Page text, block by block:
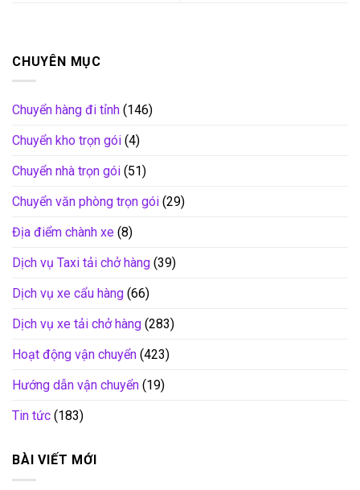
CHUYÊN MỤC
Chuyển hàng đi tỉnh (146)
Chuyển kho trọn gói (4)
Chuyển nhà trọn gói (51)
Chuyển văn phòng trọn gói (29)
Địa điểm chành xe (8)
Dịch vụ Taxi tải chở hàng (39)
Dịch vụ xe cẩu hàng (66)
Dịch vụ xe tải chở hàng (283)
Hoạt động vận chuyển (423)
Hướng dẫn vận chuyển (19)
Tin tức (183)
BÀI VIẾT MỚI